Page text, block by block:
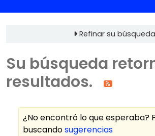
Refinar su búsqueda
Su búsqueda
resultados.
¿No encontró lo que esperaba?
buscandosugerencias